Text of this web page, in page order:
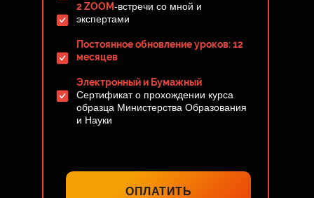
2 ZOOM-встречи со мной и
экспертами
Постоянное обновление уроков: 12
месяцев
Электронный и Бумажный
Сертификат о прохождении курса
образца Министерства Образования
и Науки
ОПЛАТИТЬ